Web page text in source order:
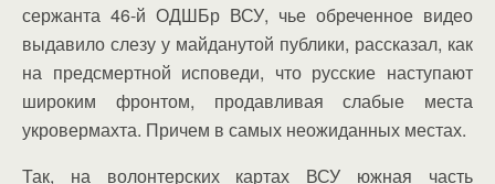
сержанта 46-й ОДШБр ВСУ, чье обреченное видео
выдавило слезу у майданутой публики, рассказал, как
на предсмертной исповеди, что русские наступают
широким фронтом, продавливая слабые места
укровермахта. Причем в самых неожиданных местах.
Так, на волонтерских картах ВСУ южная часть